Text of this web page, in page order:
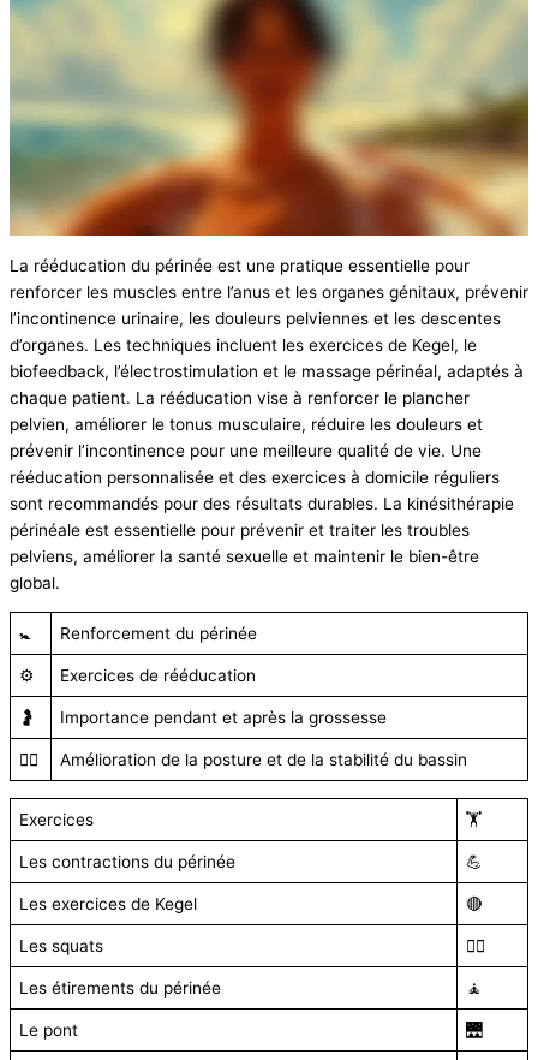
La rééducation du périnée est une pratique essentielle pour
renforcer les muscles entre l’anus et les organes génitaux, prévenir
l’incontinence urinaire, les douleurs pelviennes et les descentes
d’organes. Les techniques incluent les exercices de Kegel, le
biofeedback, l’électrostimulation et le massage périnéal, adaptés à
chaque patient. La rééducation vise à renforcer le plancher
pelvien, améliorer le tonus musculaire, réduire les douleurs et
prévenir l’incontinence pour une meilleure qualité de vie. Une
rééducation personnalisée et des exercices à domicile réguliers
sont recommandés pour des résultats durables. La kinésithérapie
périnéale est essentielle pour prévenir et traiter les troubles
pelviens, améliorer la santé sexuelle et maintenir le bien-être
global.
🚼 Renforcement du périnée
⚙️ Exercices de rééducation
🤰 Importance pendant et après la grossesse
🏋️‍♀️ Amélioration de la posture et de la stabilité du bassin
Exercices 🏋️
Les contractions du périnée 💪
Les exercices de Kegel 🔴
Les squats 🏋️‍♀️
Les étirements du périnée 🧘
Le pont 🌉